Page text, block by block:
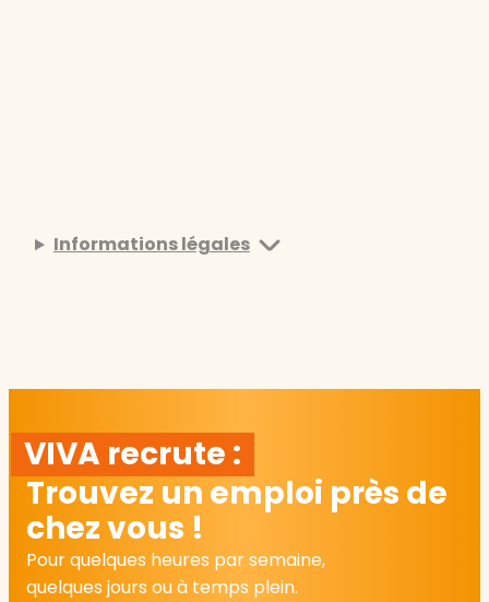
Informations légales
VIVA recrute :
Trouvez un emploi près de
chez vous !
Pour quelques heures par semaine,
quelques jours ou à temps plein.